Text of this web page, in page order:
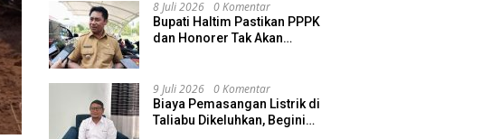
8 Juli 2026 0 Komentar
Bupati Haltim Pastikan PPPK
dan Honorer Tak Akan
9 Juli 2026 0 Komentar
Biaya Pemasangan Listrik di
Taliabu Dikeluhkan, Begini